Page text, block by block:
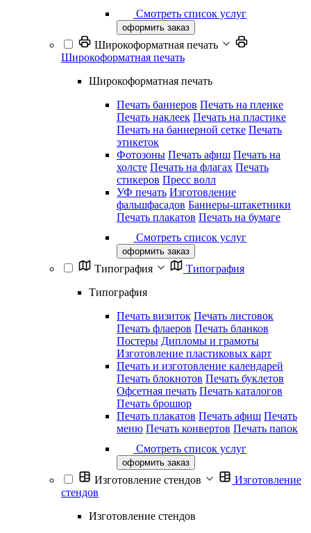
Смотреть список услуг
оформить заказ
Широкоформатная печать
Широкоформатная печать
Широкоформатная печать
Печать баннеров Печать на пленке
Печать наклеек Печать на пластике
Печать на баннерной сетке Печать
этикеток
Фотозоны Печать афиш Печать на
холсте Печать на флагах Печать
стикеров Пресс волл
УФ печать Изготовление
фальшфасадов Баннеры-штакетники
Печать плакатов Печать на бумаге
Смотреть список услуг
оформить заказ
Типография
Типография
Типография
Печать визиток Печать листовок
Печать флаеров Печать бланков
Постеры Дипломы и грамоты
Изготовление пластиковых карт
Печать и изготовление календарей
Печать блокнотов Печать буклетов
Офсетная печать Печать каталогов
Печать брошюр
Печать плакатов Печать афиш Печать
меню Печать конвертов Печать папок
Смотреть список услуг
оформить заказ
Изготовление стендов
Изготовление
стендов
Изготовление стендов